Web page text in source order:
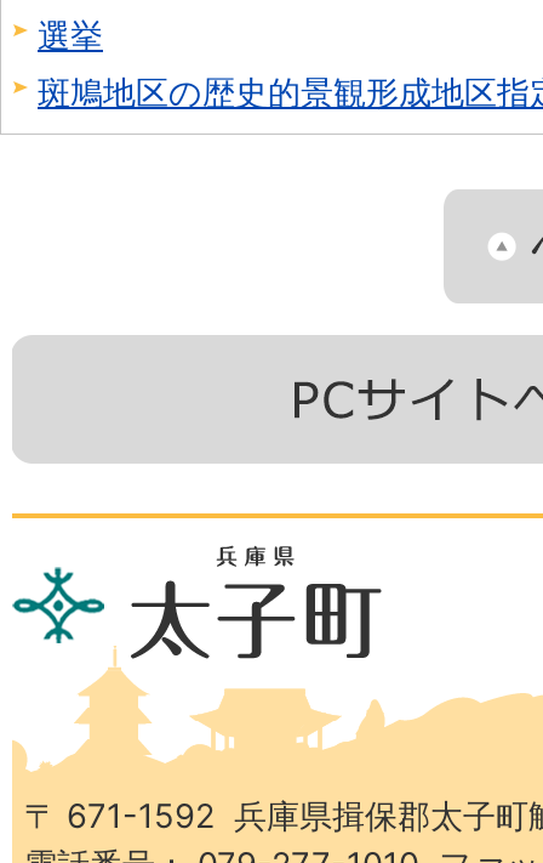
選挙
斑鳩地区の歴史的景観形成地区
兵
庫
子
町
〒 671-1592 兵庫県揖保郡太子町